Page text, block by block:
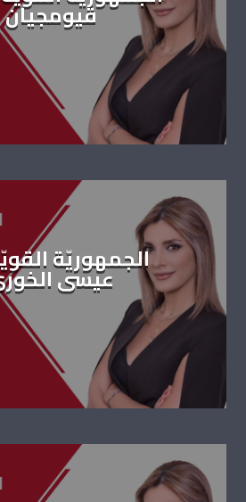
قيومجيان
الجمهوريّة
عيسى